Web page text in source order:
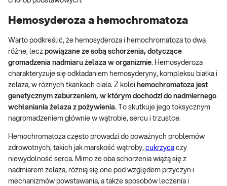
Hemosyderoza a hemochromatoza
Warto podkreślić, że hemosyderoza i hemochromatoza to dwa
różne, lecz powiązane ze sobą schorzenia, dotyczące
gromadzenia nadmiaru żelaza w organizmie. Hemosyderoza
charakteryzuje się odkładaniem hemosyderyny, kompleksu białka i
żelaza, w różnych tkankach ciała. Z kolei hemochromatoza jest
genetycznym zaburzeniem, w którym dochodzi do nadmiernego
wchłaniania żelaza z pożywienia. To skutkuje jego toksycznym
nagromadzeniem głównie w wątrobie, sercu i trzustce.
Hemochromatoza często prowadzi do poważnych problemów
zdrowotnych, takich jak marskość wątroby, cukrzyca czy
niewydolność serca. Mimo że oba schorzenia wiążą się z
nadmiarem żelaza, różnią się one pod względem przyczyn i
mechanizmów powstawania, a także sposobów leczenia i